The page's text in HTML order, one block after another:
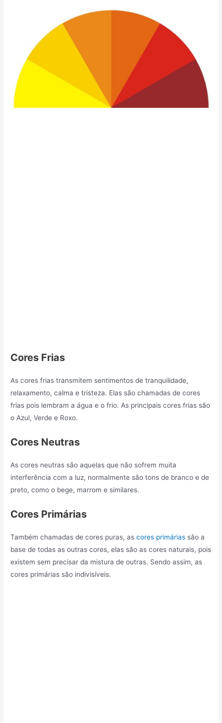
Cores Frias
As cores frias transmitem sentimentos de tranquilidade,
relaxamento, calma e tristeza. Elas são chamadas de cores
frias pois lembram a água e o frio. As principais cores frias são
o Azul, Verde e Roxo.
Cores Neutras
As cores neutras são aquelas que não sofrem muita
interferência com a luz, normalmente são tons de branco e de
preto, como o bege, marrom e similares.
Cores Primárias
Também chamadas de cores puras, ascores primárias são a
base de todas as outras cores, elas são as cores naturais, pois
existem sem precisar da mistura de outras. Sendo assim, as
cores primárias são indivisíveis.